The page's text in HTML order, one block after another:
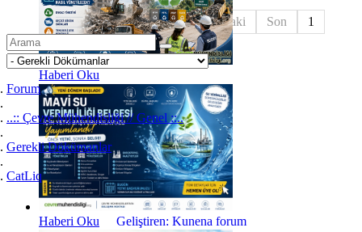
Haberi Oku
Haberi Oku
Başlangıç Önceki 1 Sonraki Son 1
Forum
..:: Çevre Mühendisliği // Genel ::..
Gerekli Dökümanlar
CatLiq
Geliştiren: Kunena forum